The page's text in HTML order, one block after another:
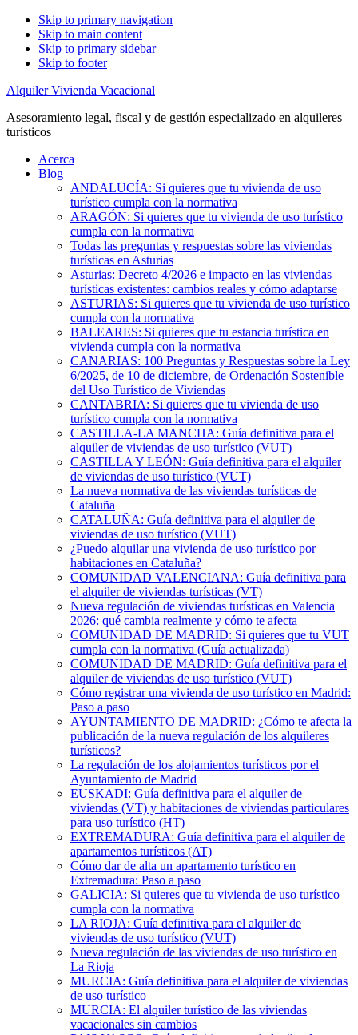
Skip to primary navigation
Skip to main content
Skip to primary sidebar
Skip to footer
Alquiler Vivienda Vacacional
Asesoramiento legal, fiscal y de gestión especializado en alquileres
turísticos
Acerca
Blog
ANDALUCÍA: Si quieres que tu vivienda de uso
turístico cumpla con la normativa
ARAGÓN: Si quieres que tu vivienda de uso turístico
cumpla con la normativa
Todas las preguntas y respuestas sobre las viviendas
turísticas en Asturias
Asturias: Decreto 4/2026 e impacto en las viviendas
turísticas existentes: cambios reales y cómo adaptarse
ASTURIAS: Si quieres que tu vivienda de uso turístico
cumpla con la normativa
BALEARES: Si quieres que tu estancia turística en
vivienda cumpla con la normativa
CANARIAS: 100 Preguntas y Respuestas sobre la Ley
6/2025, de 10 de diciembre, de Ordenación Sostenible
del Uso Turístico de Viviendas
CANTABRIA: Si quieres que tu vivienda de uso
turístico cumpla con la normativa
CASTILLA-LA MANCHA: Guía definitiva para el
alquiler de viviendas de uso turístico (VUT)
CASTILLA Y LEÓN: Guía definitiva para el alquiler
de viviendas de uso turístico (VUT)
La nueva normativa de las viviendas turísticas de
Cataluña
CATALUÑA: Guía definitiva para el alquiler de
viviendas de uso turístico (VUT)
¿Puedo alquilar una vivienda de uso turístico por
habitaciones en Cataluña?
COMUNIDAD VALENCIANA: Guía definitiva para
el alquiler de viviendas turísticas (VT)
Nueva regulación de viviendas turísticas en Valencia
2026: qué cambia realmente y cómo te afecta
COMUNIDAD DE MADRID: Si quieres que tu VUT
cumpla con la normativa (Guía actualizada)
COMUNIDAD DE MADRID: Guía definitiva para el
alquiler de viviendas de uso turístico (VUT)
Cómo registrar una vivienda de uso turístico en Madrid:
Paso a paso
AYUNTAMIENTO DE MADRID: ¿Cómo te afecta la
publicación de la nueva regulación de los alquileres
turísticos?
La regulación de los alojamientos turísticos por el
Ayuntamiento de Madrid
EUSKADI: Guía definitiva para el alquiler de
viviendas (VT) y habitaciones de viviendas particulares
para uso turístico (HT)
EXTREMADURA: Guía definitiva para el alquiler de
apartamentos turísticos (AT)
Cómo dar de alta un apartamento turístico en
Extremadura: Paso a paso
GALICIA: Si quieres que tu vivienda de uso turístico
cumpla con la normativa
LA RIOJA: Guía definitiva para el alquiler de
viviendas de uso turístico (VUT)
Nueva regulación de las viviendas de uso turístico en
La Rioja
MURCIA: Guía definitiva para el alquiler de viviendas
de uso turístico
MURCIA: El alquiler turístico de las viviendas
vacacionales sin cambios